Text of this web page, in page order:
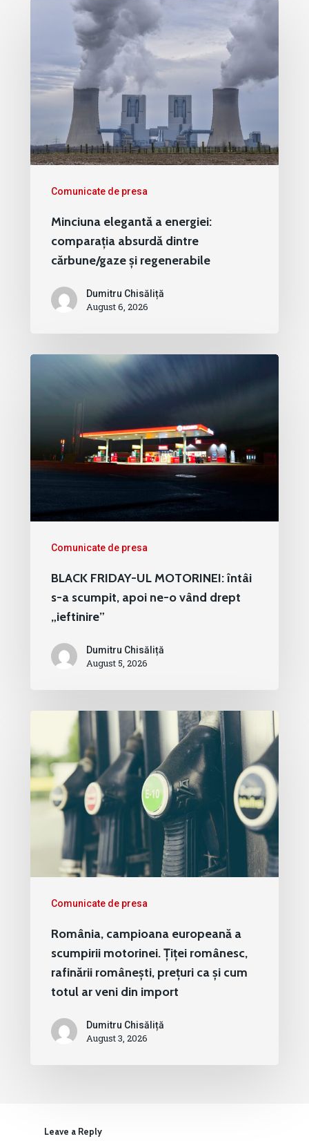
Comunicate de presa
Minciuna elegantă a energiei:
comparația absurdă dintre
cărbune/gaze și regenerabile
Dumitru Chisăliță
August 6, 2026
Comunicate de presa
BLACK FRIDAY-UL MOTORINEI: întâi
s-a scumpit, apoi ne-o vând drept
„ieftinire”
Dumitru Chisăliță
August 5, 2026
Comunicate de presa
România, campioana europeană a
scumpirii motorinei. Țiței românesc,
rafinării românești, prețuri ca și cum
totul ar veni din import
Dumitru Chisăliță
August 3, 2026
Leave a Reply